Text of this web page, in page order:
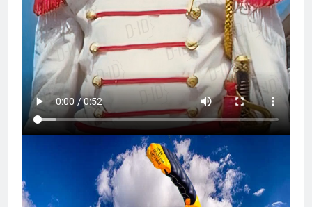
2 Years Ago
Trên 4 vùng chiến thuật
2 Years Ago
CTBCTY Tập III chương 25
3 Years Ago
Thăm chị QP Nguyễn Chánh Dật K18